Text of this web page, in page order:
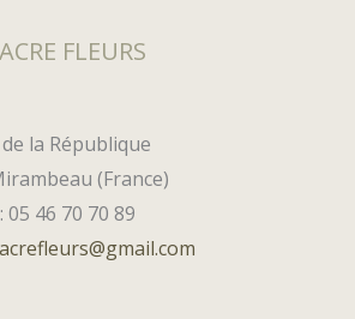
FLEURS
de la République
(France)
05 46 70 70 89